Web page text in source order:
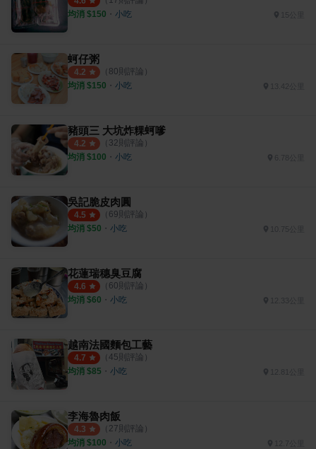
均消 $150 ・ 小吃 15公里
蚵仔粥
4.2 （ 80則評論）
均消 $150 ・ 小吃 13.42公里
豬頭三 大坑炸粿蚵嗲
4.2 （ 32則評論）
均消 $100 ・ 小吃
吳記脆皮肉圓
4.5 （ 69則評論）
均消 $50 ・ 小吃 10.75公里
花蓮瑞穗臭豆腐
4.6 （ 60則評論）
均消 $60 ・ 小吃
越南法國麵包工藝
4.7 （ 45則評論）
均消 $85 ・ 小吃
李海魯肉飯
4.3 （ 27則評論）
均消 $100 ・ 小吃